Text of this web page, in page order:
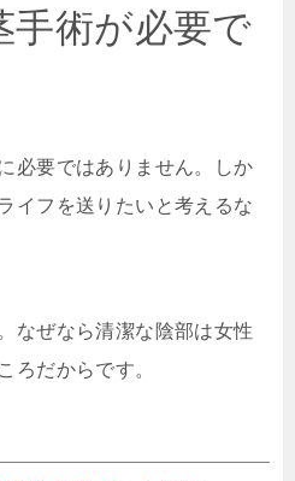
手術が必要で
必要ではありません。しか
イフを送りたいと考えるな
なぜなら清潔な陰部は女性
ろだからです。